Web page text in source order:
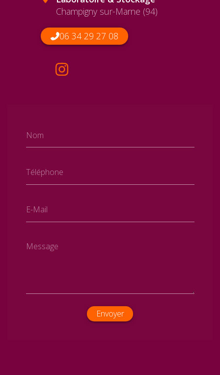
Nom
Téléphone
E-Mail
Message
Envoyer
Champigny sur-Marne (94)
06 34 29 27 08